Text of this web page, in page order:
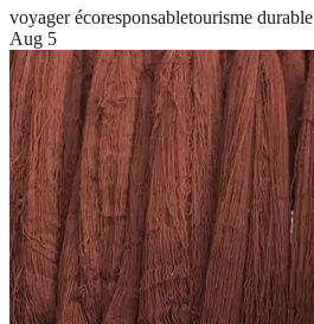
voyager écoresponsabletourisme durable
Aug 5